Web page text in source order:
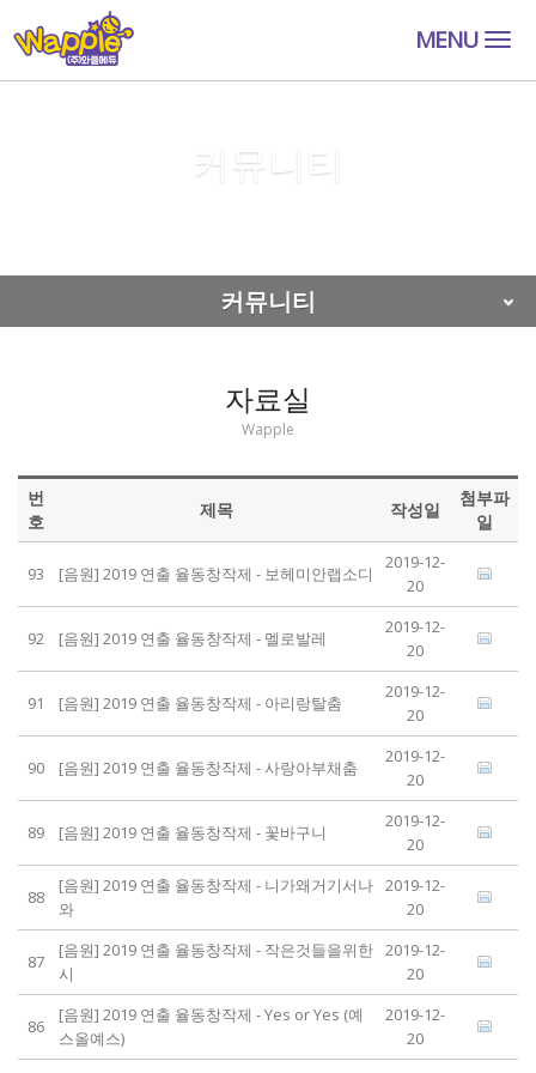
MENU
커뮤니티
커뮤니티
자료실
Wapple
번
호
제목 작성일
첨부파
일
93 [음원] 2019 연출 율동창작제 - 보헤미안랩소디
2019-12-
20
92 [음원] 2019 연출 율동창작제 - 멜로발레
2019-12-
20
91 [음원] 2019 연출 율동창작제 - 아리랑탈춤
2019-12-
20
90 [음원] 2019 연출 율동창작제 - 사랑아부채춤
2019-12-
20
89 [음원] 2019 연출 율동창작제 - 꽃바구니
2019-12-
20
88
[음원] 2019 연출 율동창작제 - 니가왜거기서나
와
2019-12-
20
87
[음원] 2019 연출 율동창작제 - 작은것들을위한
시
2019-12-
20
86
[음원] 2019 연출 율동창작제 - Yes or Yes (예
스올예스)
2019-12-
20